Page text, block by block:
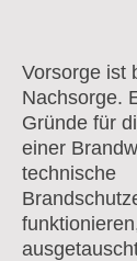
Vorsorge ist
Nachsorge.
Gründe für
einer
technische